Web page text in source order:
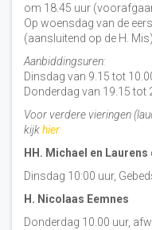
om 18.45 uur
Op woensdag van de
(aansluitend op de H. Mis)
Aanbiddingsuren:
Dinsdag van 9.15 tot
Donderdag van 19.15 tot
Voor verdere vieringen
kijkhier
HH. Michael en Laurens
Dinsdag 10:00 uur,
H. Nicolaas Eemnes
Donderdag 10.00 uur,